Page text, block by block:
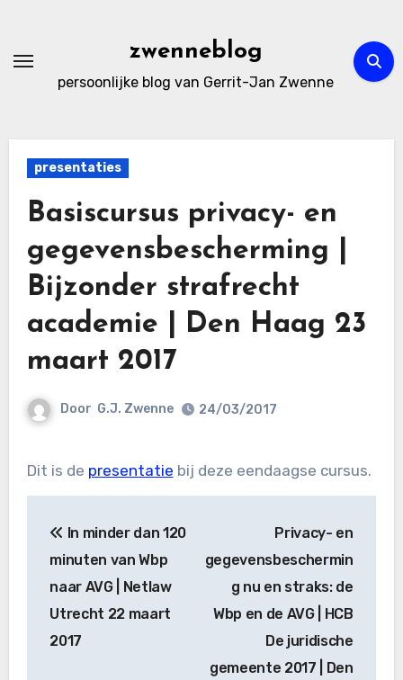
de
zwenneblog
persoonlijke blog van Gerrit-Jan Zwenne
presentaties
Basiscursus privacy- en
gegevensbescherming |
Bijzonder strafrecht
academie | Den Haag 23
maart 2017
Door G.J. Zwenne 24/03/2017
Dit is de presentatie bij deze eendaagse cursus.
navigatie
In minder dan 120
minuten van Wbp
naar AVG | Netlaw
Utrecht 22 maart
2017
Privacy- en
gegevensbeschermin
g nu en straks: de
Wbp en de AVG | HCB
De juridische
gemeente 2017 | Den